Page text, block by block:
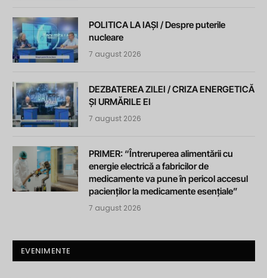
POLITICA LA IAȘI / Despre puterile
nucleare
7 august 2026
DEZBATEREA ZILEI / CRIZA ENERGETICĂ
ȘI URMĂRILE EI
7 august 2026
PRIMER: “Întreruperea alimentării cu
energie electrică a fabricilor de
medicamente va pune în pericol accesul
pacienților la medicamente esențiale”
7 august 2026
EVENIMENTE